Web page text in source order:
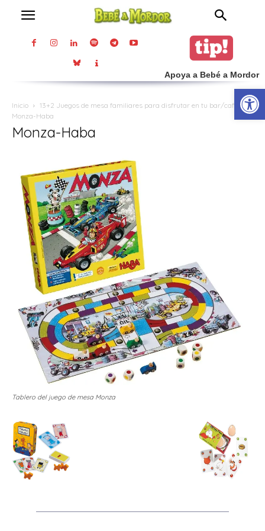
Apoya a Bebé a Mordor
Inicio
13+2 Juegos de mesa familiares para disfrutar en tu bar/café
Monza-Haba
Monza-Haba
Tablero del juego de mesa Monza